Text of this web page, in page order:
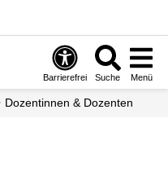
Barrierefrei Suche Menü
Dozentinnen & Dozenten